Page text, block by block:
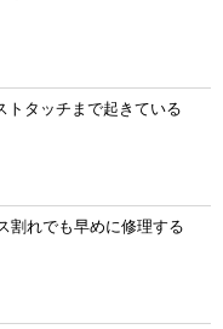
トタッチまで起きている
割れでも早めに修理する